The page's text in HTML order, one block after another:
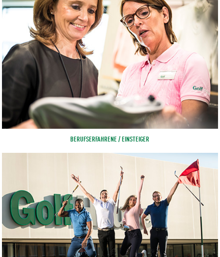
BERUFSERFAHRENE / EINSTEIGER